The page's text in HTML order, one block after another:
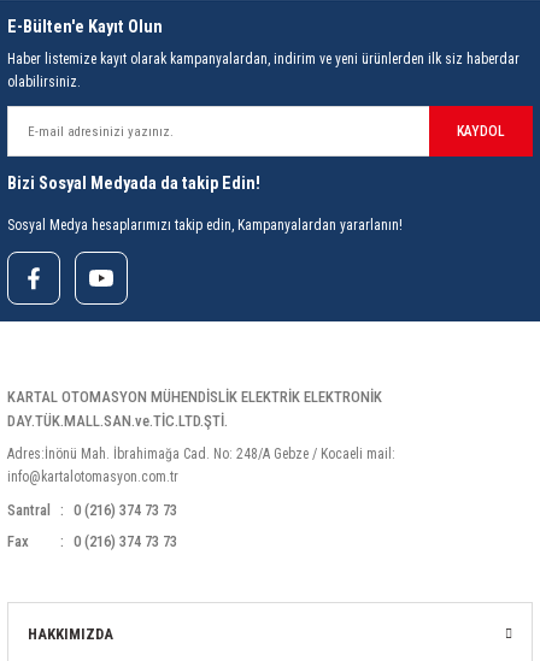
E-Bülten'e Kayıt Olun
Haber listemize kayıt olarak kampanyalardan, indirim ve yeni ürünlerden ilk siz haberdar
olabilirsiniz.
KAYDOL
Bizi Sosyal Medyada da takip Edin!
Sosyal Medya hesaplarımızı takip edin, Kampanyalardan yararlanın!
KARTAL OTOMASYON MÜHENDİSLİK ELEKTRİK ELEKTRONİK
DAY.TÜK.MALL.SAN.ve.TİC.LTD.ŞTİ.
Adres:İnönü Mah. İbrahimağa Cad. No: 248/A Gebze / Kocaeli mail:
info@kartalotomasyon.com.tr
Santral
0 (216) 374 73 73
Fax
0 (216) 374 73 73
HAKKIMIZDA